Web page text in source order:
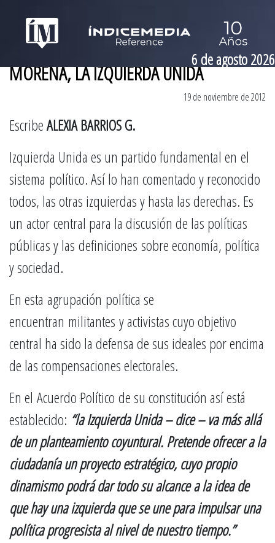
6 de agosto 2026
MORENA, LA IZQUIERDA UNIDA
19 de noviembre de 2012
EscribeALEXIA BARRIOS G.
Izquierda Unida es un partido fundamental en el
sistema político. Así lo han comentado y reconocido
todos, las otras izquierdas y hasta las derechas. Es
un actor central para la discusión de las políticas
públicas y las definiciones sobre economía, política
y sociedad.
En esta agrupación política se
encuentran militantes y activistas cuyo objetivo
central ha sido la defensa de sus ideales por encima
de las compensaciones electorales.
En el Acuerdo Político de su constitución así está
establecido: “la Izquierda Unida – dice – va más allá
de un planteamiento coyuntural. Pretende ofrecer a la
ciudadanía un proyecto estratégico, cuyo propio
dinamismo podrá dar todo su alcance a la idea de
que hay una izquierda que se une para impulsar una
política progresista al nivel de nuestro tiempo.”